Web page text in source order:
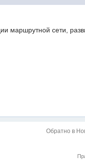
маршрутной сети,
Обратно в